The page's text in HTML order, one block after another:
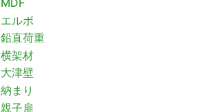
MDF
エルボ
鉛直荷重
横架材
大津壁
納まり
親子扉